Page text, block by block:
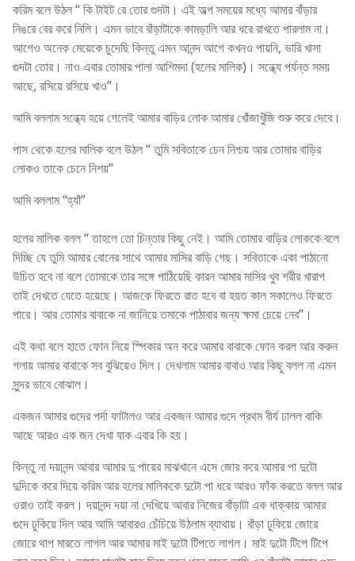
করিম বলে উঠল “ কি টাইট রে তোর গুদটা। এই অল্প সময়ের মধ্যে আমার বাঁড়ার
নিঙরে বের করে নিলি। এমন ভাবে বাঁড়াটাকে কামড়ালি আর ধরে রাখতে পারলাম না।
আগেও অনেক মেয়েকে চুদেছি কিন্তু এমন আনন্দ আগে কখনও পায়নি, ভারি খাসা
গুদটা তোর। নাও এবার তোমার পালা আশিমদা (হলের মালিক)। সন্ধ্যে পর্যন্ত সময়
আছে, রসিয়ে রসিয়ে খাও”।
আমি বললাম সন্ধ্যে হয়ে গেলেই আমার বাড়ির লোক আমার খোঁজাখুঁজি শুরু করে দেবে।
পাস থেকে হলের মালিক বলে উঠল “ তুমি সবিতাকে চেন নিশ্চয় আর তোমার বাড়ির
লোকও তাকে চেনে নিশয়”
আমি বললাম “হ্যাঁ”
হলের মালিক বলল “ তাহলে তো চিন্তার কিছু নেই। আমি তোমার বাড়ির লোককে বলে
দিচ্ছি যে তুমি আমার বোনের সাথে আমার মাসির বাড়ি গেছ। সবিতাকে একা পাঠানো
উচিত হবে না বলে তোমাকে তার সঙ্গে পাঠিয়েছি কারন আমার মাসির খুব শরীর খারাপ
তাই দেখতে যেতে হয়েছে। আজকে ফিরতে রাত হবে বা হয়ত কাল সকালেও ফিরতে
পারে। আর তোমার বাবাকে না জানিয়ে তমাকে পাঠাবার জন্য ক্ষমা চেয়ে নেব”।
এই কথা বলে হাতে ফোন নিয়ে স্পিকার অন করে আমার বাবাকে ফোন করল আর করুন
গলায় আমার বাবাকে সব বুঝিয়েও দিল। দেখলাম আমার বাবাও আর কিছু বলল না এমন
সুন্দর ভাবে বোঝাল।
একজন আমার গুদের পর্দা ফাটালও আর একজন আমার গুদে প্রথম বীর্য ঢালল বাকি
আছে আরও এক জন দেখা যাক এবার কি হয়।
কিন্তু না দয়ানন্দ আবার আমার দু পায়ের মাঝখানে এসে জোর করে আমার পা দুটো
দুদিকে করে দিয়ে করিম আর হলের মালিককে দুটো পা ধরে আরও ফাঁক করতে বলল আর
ওরাও তাই করল। দয়ানন্দ দয়া না দেখিয়ে আবার নিজের বাঁড়াটা এক ধাক্কায় আমার
গুদে ঢুকিয়ে দিল আর আমি আবারও চেঁচিয়ে উঠলাম ব্যাথায়। বাঁড়া ঢুকিয়ে জোরে
জোরে থাপ মারতে লাগল আর আমার মাই দুটো টিপতে লাগল। মাই দুটো টিপে টিপে